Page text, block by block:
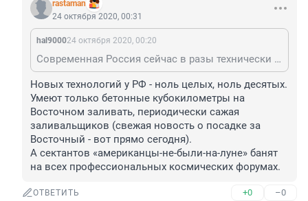
rastaman
24 октября 2020, 00:31
hal900024 октября 2020, 00:20
Современная Россия сейчас в разы технически подготовленней по сравнению с временами Лунной гонки...но дело в том что это все политика..не был на Луне вообще никто еще...)..нет никаких доказательств..от слова совсем...
Новых технологий у РФ - ноль целых, ноль десятых.
Умеют только бетонные кубокилометры на
Восточном заливать, периодически сажая
заливальщиков (свежая новость о посадке за
Восточный - вот прямо сегодня).
А сектантов «американцы-не-были-на-луне» банят
на всех профессиональных космических форумах.
ОТВЕТИТЬ +0 –0